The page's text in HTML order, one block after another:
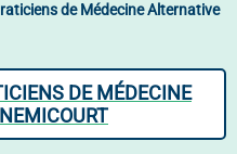
de Médecine Alternative
DE MÉDECINE